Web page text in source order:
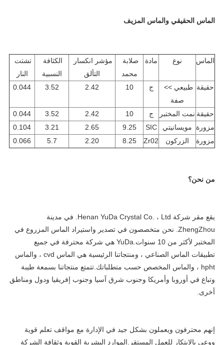
الماس الحقيقي والماس المزيف
الماس نوع مادة
محمد
التألق
النسبية
النار
حقيقة
صفة
ج 10
2.42
3.52
0.044
حقيقة نمت المختبر ج 10
2.42
3.52
0.044
مزورة
مويسانيتي SIC
9.25
2.65
3.21
0.104
مزورة
الزركون Zr02
8.25
2.20
5.7
0.066
من نحن؟
المختبر لأكثر من 10 سنوات.YuDa هي شركة محترفة في جميع
وتباع في أوروبا وأمريكا وجنوب شرق آسيا وجنوب إفريقيا ودول ومناطق
أخرى.